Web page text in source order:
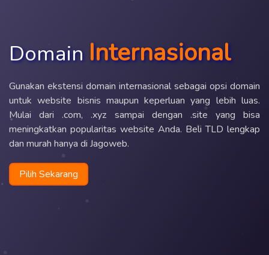
Domain Internasional
Gunakan ekstensi domain internasional sebagai opsi domain
untuk website bisnis maupun keperluan yang lebih luas.
Mulai dari .com, .xyz sampai dengan .site yang bisa
meningkatkan popularitas website Anda. Beli TLD lengkap
dan murah hanya di Jagoweb.
Pilih Sekarang